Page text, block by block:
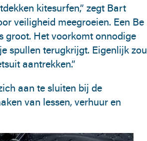
kitesurfen,” zegt Bart
veiligheid meegroeien. Een Be
groot. Het voorkomt onnodige
spullen terugkrijgt. Eigenlijk zou
aantrekken.”
aan te sluiten bij de
van lessen, verhuur en